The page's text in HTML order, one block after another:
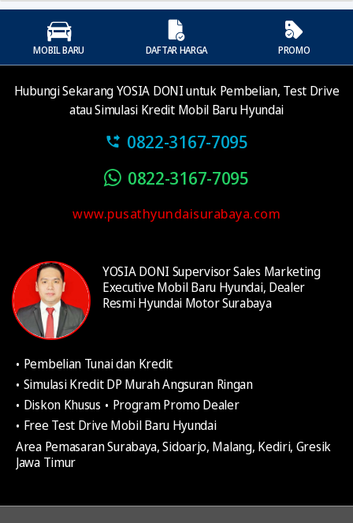
MOBIL BARU DAFTAR HARGA PROMO
Hubungi Sekarang YOSIA DONI untuk Pembelian, Test Drive
atau Simulasi Kredit Mobil Baru Hyundai
0822-3167-7095
0822-3167-7095
www.pusathyundaisurabaya.com
YOSIA DONI Supervisor Sales Marketing
Executive Mobil Baru Hyundai, Dealer
Resmi Hyundai Motor Surabaya
Pembelian Tunai dan Kredit
Simulasi Kredit DP Murah Angsuran Ringan
Diskon Khusus
Program Promo Dealer
Free Test Drive Mobil Baru Hyundai
Area Pemasaran Surabaya, Sidoarjo, Malang, Kediri, Gresik
Jawa Timur